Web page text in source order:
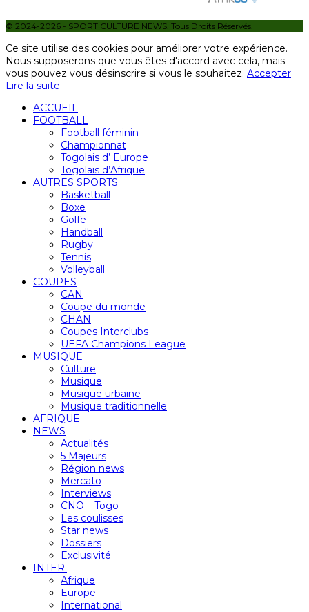
© 2024-2026 - SPORT CULTURE NEWS. Tous Droits Réservés.
Ce site utilise des cookies pour améliorer votre expérience.
Nous supposerons que vous êtes d'accord avec cela, mais
vous pouvez vous désinscrire si vous le souhaitez. Accepter
Lire la suite
ACCUEIL
FOOTBALL
Football féminin
Championnat
Togolais d’ Europe
Togolais d’Afrique
AUTRES SPORTS
Basketball
Boxe
Golfe
Handball
Rugby
Tennis
Volleyball
COUPES
CAN
Coupe du monde
CHAN
Coupes Interclubs
UEFA Champions League
MUSIQUE
Culture
Musique
Musique urbaine
Musique traditionnelle
AFRIQUE
NEWS
Actualités
5 Majeurs
Région news
Mercato
Interviews
CNO – Togo
Les coulisses
Star news
Dossiers
Exclusivité
INTER.
Afrique
Europe
International